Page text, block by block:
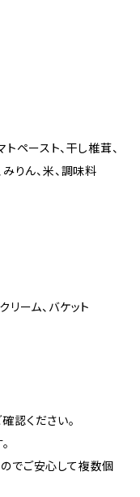
トペースト、干し椎茸、
みりん、米、調味料
リーム、バケット
認ください。
でご安心して複数個